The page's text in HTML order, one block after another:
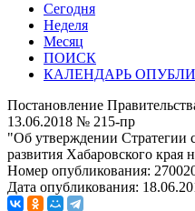
Сегодня
Неделя
Месяц
ПОИСК
КАЛЕНДАРЬ
Постановление
13.06.2018 № 215-пр
"Об утверждении Стратегии
развития Хабаровского края
Номер опубликования:
Дата опубликования: